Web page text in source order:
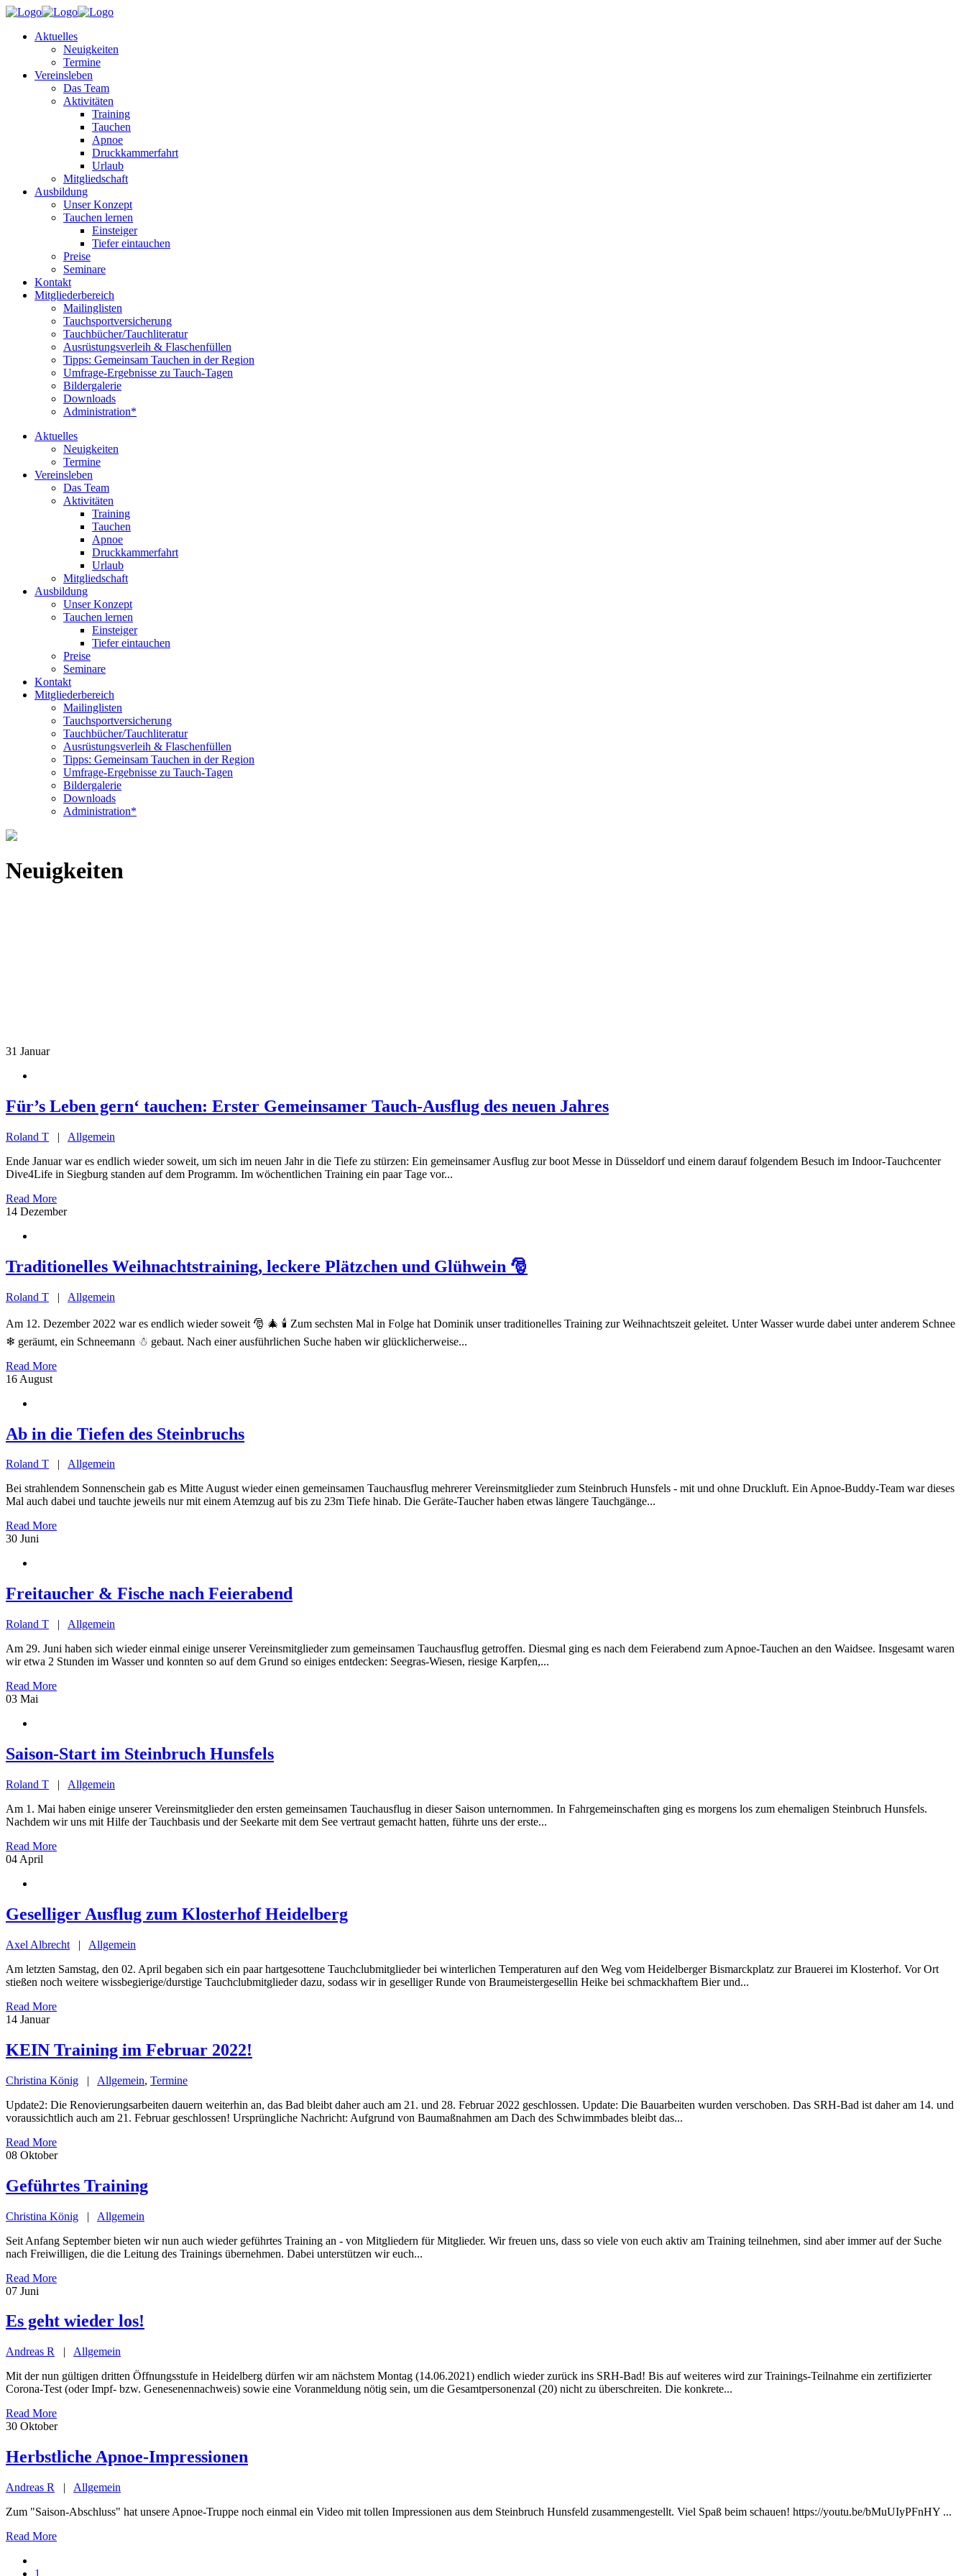
Aktuelles
Neuigkeiten
Termine
Vereinsleben
Das Team
Aktivitäten
Training
Tauchen
Apnoe
Druckkammerfahrt
Urlaub
Mitgliedschaft
Ausbildung
Unser Konzept
Tauchen lernen
Einsteiger
Tiefer eintauchen
Preise
Seminare
Kontakt
Mitgliederbereich
Mailinglisten
Tauchsportversicherung
Tauchbücher/Tauchliteratur
Ausrüstungsverleih & Flaschenfüllen
Tipps: Gemeinsam Tauchen in der Region
Umfrage-Ergebnisse zu Tauch-Tagen
Bildergalerie
Downloads
Administration*
Aktuelles
Neuigkeiten
Termine
Vereinsleben
Das Team
Aktivitäten
Training
Tauchen
Apnoe
Druckkammerfahrt
Urlaub
Mitgliedschaft
Ausbildung
Unser Konzept
Tauchen lernen
Einsteiger
Tiefer eintauchen
Preise
Seminare
Kontakt
Mitgliederbereich
Mailinglisten
Tauchsportversicherung
Tauchbücher/Tauchliteratur
Ausrüstungsverleih & Flaschenfüllen
Tipps: Gemeinsam Tauchen in der Region
Umfrage-Ergebnisse zu Tauch-Tagen
Bildergalerie
Downloads
Administration*
Neuigkeiten
31 Januar
Für’s Leben gern‘ tauchen: Erster Gemeinsamer Tauch-Ausflug des neuen Jahres
Roland T | Allgemein
Ende Januar war es endlich wieder soweit, um sich im neuen Jahr in die Tiefe zu stürzen: Ein gemeinsamer Ausflug zur boot Messe in Düsseldorf und einem darauf folgendem Besuch im Indoor-Tauchcenter
Dive4Life in Siegburg standen auf dem Programm. Im wöchentlichen Training ein paar Tage vor...
Read More
14 Dezember
Traditionelles Weihnachtstraining, leckere Plätzchen und Glühwein 🎅
Roland T | Allgemein
Am 12. Dezember 2022 war es endlich wieder soweit 🎅 🎄 🕯️ Zum sechsten Mal in Folge hat Dominik unser traditionelles Training zur Weihnachtszeit geleitet. Unter Wasser wurde dabei unter anderem Schnee
❄ geräumt, ein Schneemann ☃ gebaut. Nach einer ausführlichen Suche haben wir glücklicherweise...
Read More
16 August
Ab in die Tiefen des Steinbruchs
Roland T | Allgemein
Bei strahlendem Sonnenschein gab es Mitte August wieder einen gemeinsamen Tauchausflug mehrerer Vereinsmitglieder zum Steinbruch Hunsfels - mit und ohne Druckluft. Ein Apnoe-Buddy-Team war dieses
Mal auch dabei und tauchte jeweils nur mit einem Atemzug auf bis zu 23m Tiefe hinab. Die Geräte-Taucher haben etwas längere Tauchgänge...
Read More
30 Juni
Freitaucher & Fische nach Feierabend
Roland T | Allgemein
Am 29. Juni haben sich wieder einmal einige unserer Vereinsmitglieder zum gemeinsamen Tauchausflug getroffen. Diesmal ging es nach dem Feierabend zum Apnoe-Tauchen an den Waidsee. Insgesamt waren
wir etwa 2 Stunden im Wasser und konnten so auf dem Grund so einiges entdecken: Seegras-Wiesen, riesige Karpfen,...
Read More
03 Mai
Saison-Start im Steinbruch Hunsfels
Roland T | Allgemein
Am 1. Mai haben einige unserer Vereinsmitglieder den ersten gemeinsamen Tauchausflug in dieser Saison unternommen. In Fahrgemeinschaften ging es morgens los zum ehemaligen Steinbruch Hunsfels.
Nachdem wir uns mit Hilfe der Tauchbasis und der Seekarte mit dem See vertraut gemacht hatten, führte uns der erste...
Read More
04 April
Geselliger Ausflug zum Klosterhof Heidelberg
Axel Albrecht | Allgemein
Am letzten Samstag, den 02. April begaben sich ein paar hartgesottene Tauchclubmitglieder bei winterlichen Temperaturen auf den Weg vom Heidelberger Bismarckplatz zur Brauerei im Klosterhof. Vor Ort
stießen noch weitere wissbegierige/durstige Tauchclubmitglieder dazu, sodass wir in geselliger Runde von Braumeistergesellin Heike bei schmackhaftem Bier und...
Read More
14 Januar
KEIN Training im Februar 2022!
Christina König | Allgemein, Termine
Update2: Die Renovierungsarbeiten dauern weiterhin an, das Bad bleibt daher auch am 21. und 28. Februar 2022 geschlossen. Update: Die Bauarbeiten wurden verschoben. Das SRH-Bad ist daher am 14. und
voraussichtlich auch am 21. Februar geschlossen! Ursprüngliche Nachricht: Aufgrund von Baumaßnahmen am Dach des Schwimmbades bleibt das...
Read More
08 Oktober
Geführtes Training
Christina König | Allgemein
Seit Anfang September bieten wir nun auch wieder geführtes Training an - von Mitgliedern für Mitglieder. Wir freuen uns, dass so viele von euch aktiv am Training teilnehmen, sind aber immer auf der Suche
nach Freiwilligen, die die Leitung des Trainings übernehmen. Dabei unterstützen wir euch...
Read More
07 Juni
Es geht wieder los!
Andreas R | Allgemein
Mit der nun gültigen dritten Öffnungsstufe in Heidelberg dürfen wir am nächstem Montag (14.06.2021) endlich wieder zurück ins SRH-Bad! Bis auf weiteres wird zur Trainings-Teilnahme ein zertifizierter
Corona-Test (oder Impf- bzw. Genesenennachweis) sowie eine Voranmeldung nötig sein, um die Gesamtpersonenzal (20) nicht zu überschreiten. Die konkrete...
Read More
30 Oktober
Herbstliche Apnoe-Impressionen
Andreas R | Allgemein
Zum "Saison-Abschluss" hat unsere Apnoe-Truppe noch einmal ein Video mit tollen Impressionen aus dem Steinbruch Hunsfeld zusammengestellt. Viel Spaß beim schauen! https://youtu.be/bMuUIyPFnHY ...
Read More